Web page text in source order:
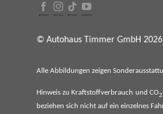
© Autohaus Timmer GmbH
Alle Abbildungen zeigen
Hinweis zu Kraftstoffverbrauch und CO2
beziehen sich nicht auf ein einzelnes